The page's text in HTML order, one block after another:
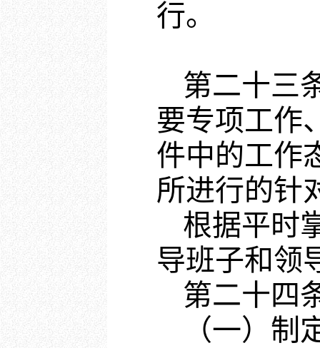
行。
第二十三
要专项工作
件中的工作
所进行的针
根据平时
导班子和领
第二十四
（一）